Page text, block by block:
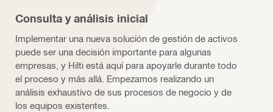
Consulta y análisis inicial
Implementar una nueva solución de gestión de activos
puede ser una decisión importante para algunas
empresas, y Hilti está aquí para apoyarle durante todo
el proceso y más allá. Empezamos realizando un
análisis exhaustivo de sus procesos de negocio y de
los equipos existentes.